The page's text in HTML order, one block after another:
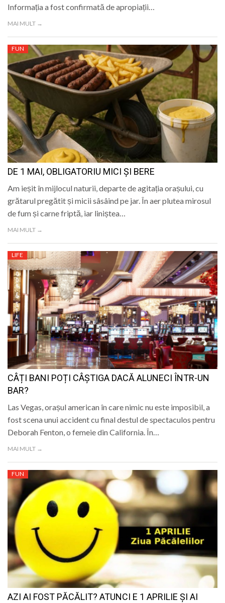
Informația a fost confirmată de apropiații…
MAI MULT →
FUN
DE 1 MAI, OBLIGATORIU MICI ȘI BERE
Am ieșit în mijlocul naturii, departe de agitația orașului, cu
grătarul pregătit și micii sâsâind pe jar. În aer plutea mirosul
de fum și carne friptă, iar liniștea…
MAI MULT →
LIFE
CÂȚI BANI POȚI CÂȘTIGA DACĂ ALUNECI ÎNTR-UN
BAR?
Las Vegas, orașul american în care nimic nu este imposibil, a
fost scena unui accident cu final destul de spectaculos pentru
Deborah Fenton, o femeie din California. În…
MAI MULT →
FUN
AZI AI FOST PĂCĂLIT? ATUNCI E 1 APRILIE ȘI AI